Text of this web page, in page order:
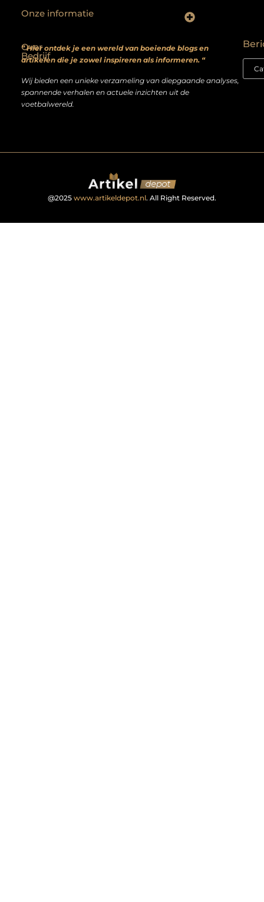
Over
Bedrijf
” Hier ontdek je een wereld van boeiende blogs en
artikelen die je zowel inspireren als informeren. “
Wij bieden een unieke verzameling van diepgaande analyses,
spannende verhalen en actuele inzichten uit de
voetbalwereld.
Onze informatie
@2025 www.artikeldepot.nl. All Right Reserved.